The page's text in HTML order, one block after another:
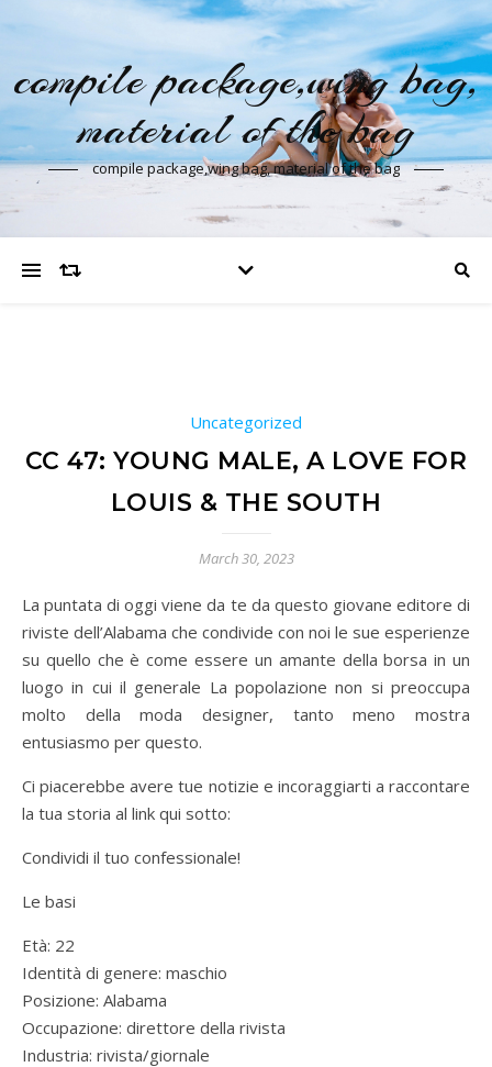
compile package,wing bag,
material of the bag
compile package,wing bag, material of the bag
Uncategorized
CC 47: YOUNG MALE, A LOVE FOR
LOUIS & THE SOUTH
March 30, 2023
La puntata di oggi viene da te da questo giovane editore di
riviste dell’Alabama che condivide con noi le sue esperienze
su quello che è come essere un amante della borsa in un
luogo in cui il generale La popolazione non si preoccupa
molto della moda designer, tanto meno mostra
entusiasmo per questo.
Ci piacerebbe avere tue notizie e incoraggiarti a raccontare
la tua storia al link qui sotto:
Condividi il tuo confessionale!
Le basi
Età: 22
Identità di genere: maschio
Posizione: Alabama
Occupazione: direttore della rivista
Industria: rivista/giornale